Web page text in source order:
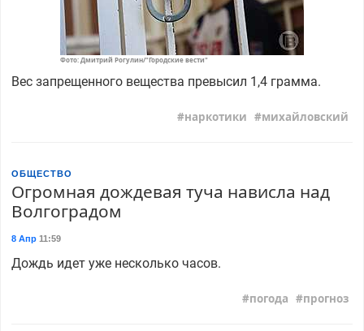
Фото: Дмитрий Рогулин/"Городские вести"
Вес запрещенного вещества превысил 1,4 грамма.
наркотики михайловский
ОБЩЕСТВО
Огромная дождевая туча нависла над
Волгоградом
8 Апр11:59
Дождь идет уже несколько часов.
погода прогноз